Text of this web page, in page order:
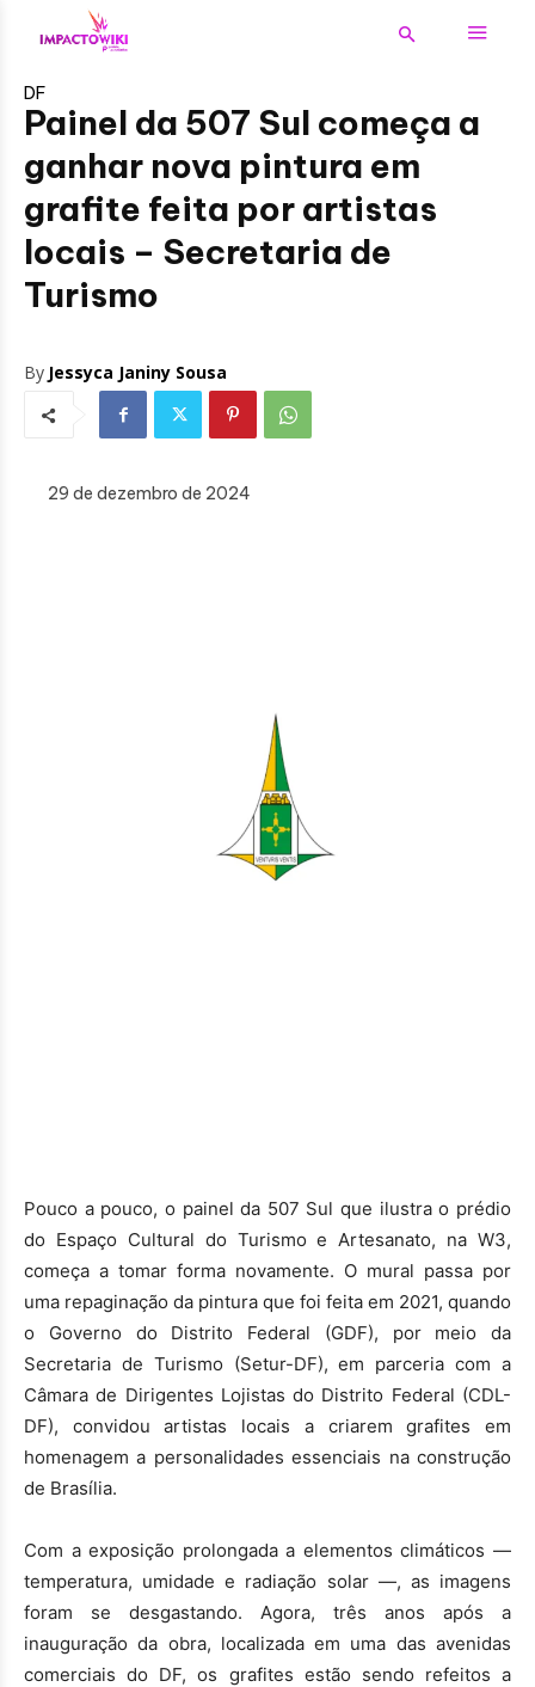
DF
Painel da 507 Sul começa a
ganhar nova pintura em
grafite feita por artistas
locais – Secretaria de
Turismo
By Jessyca Janiny Sousa
29 de dezembro de 2024
Pouco a pouco, o painel da 507 Sul que ilustra o prédio
do Espaço Cultural do Turismo e Artesanato, na W3,
começa a tomar forma novamente. O mural passa por
uma repaginação da pintura que foi feita em 2021, quando
o Governo do Distrito Federal (GDF), por meio da
Secretaria de Turismo (Setur-DF), em parceria com a
Câmara de Dirigentes Lojistas do Distrito Federal (CDL-
DF), convidou artistas locais a criarem grafites em
homenagem a personalidades essenciais na construção
de Brasília.
Com a exposição prolongada a elementos climáticos —
temperatura, umidade e radiação solar —, as imagens
foram se desgastando. Agora, três anos após a
inauguração da obra, localizada em uma das avenidas
comerciais do DF, os grafites estão sendo refeitos a